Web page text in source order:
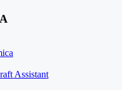
Assistant